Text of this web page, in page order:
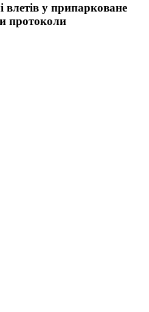
влетів у припарковане
протоколи